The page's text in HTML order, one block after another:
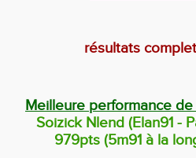
résultats
Meilleure performance
Soizick Nlend (Elan91 -
979pts (5m91 à la